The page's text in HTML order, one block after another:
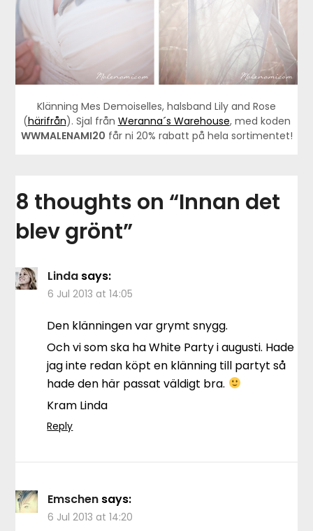
Klänning Mes Demoiselles, halsband Lily and Rose
(härifrån). Sjal från Weranna´s Warehouse, med koden
WWMALENAMI20 får ni 20% rabatt på hela sortimentet!
8 thoughts on “Innan det
blev grönt”
Linda says:
6 Jul 2013 at 14:05
Den klänningen var grymt snygg.
Och vi som ska ha White Party i augusti. Hade
jag inte redan köpt en klänning till partyt så
hade den här passat väldigt bra.
Kram Linda
Reply
Emschen says:
6 Jul 2013 at 14:20